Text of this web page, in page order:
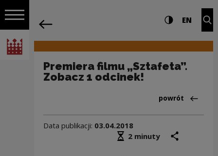
Włącz nawigację
Narodowe Centrum Kultury
Nawigacja Ustawienia i Wysoki
EN
Premiera filmu „Sztafeta”.
Zobacz 1 odcinek!
Powrót
powrót
Data publikacji: 03.04.2018
Średni czas czytania
2 minuty